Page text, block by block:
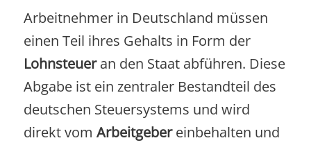
Arbeitnehmer in Deutschland müssen
einen Teil ihres Gehalts in Form der
Lohnsteueran den Staat abführen. Diese
Abgabe ist ein zentraler Bestandteil des
deutschen Steuersystems und wird
direkt vom Arbeitgebereinbehalten und